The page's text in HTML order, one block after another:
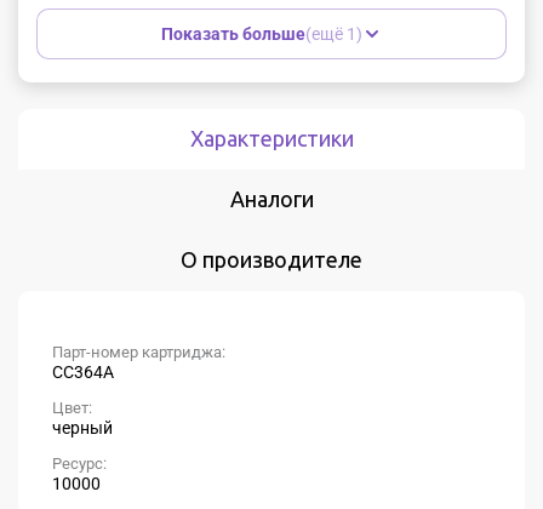
Показать больше(ещё 1)
Характеристики
Аналоги
О производителе
Парт-номер картриджа:
CC364A
Цвет:
черный
Ресурс:
10000